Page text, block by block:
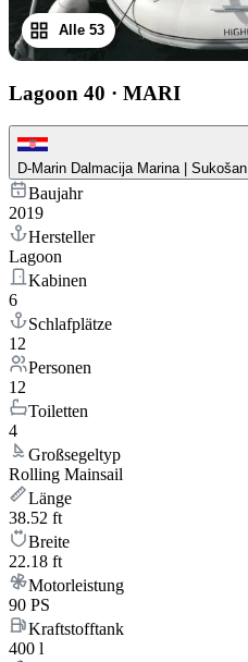
Alle 53
Lagoon 40 · MARI
D-Marin Dalmacija Marina | Sukošan
Baujahr
2019
Hersteller
Lagoon
Kabinen
6
Schlafplätze
12
Personen
12
Toiletten
4
Großsegeltyp
Rolling Mainsail
Länge
38.52 ft
Breite
22.18 ft
Motorleistung
90 PS
Kraftstofftank
400 l